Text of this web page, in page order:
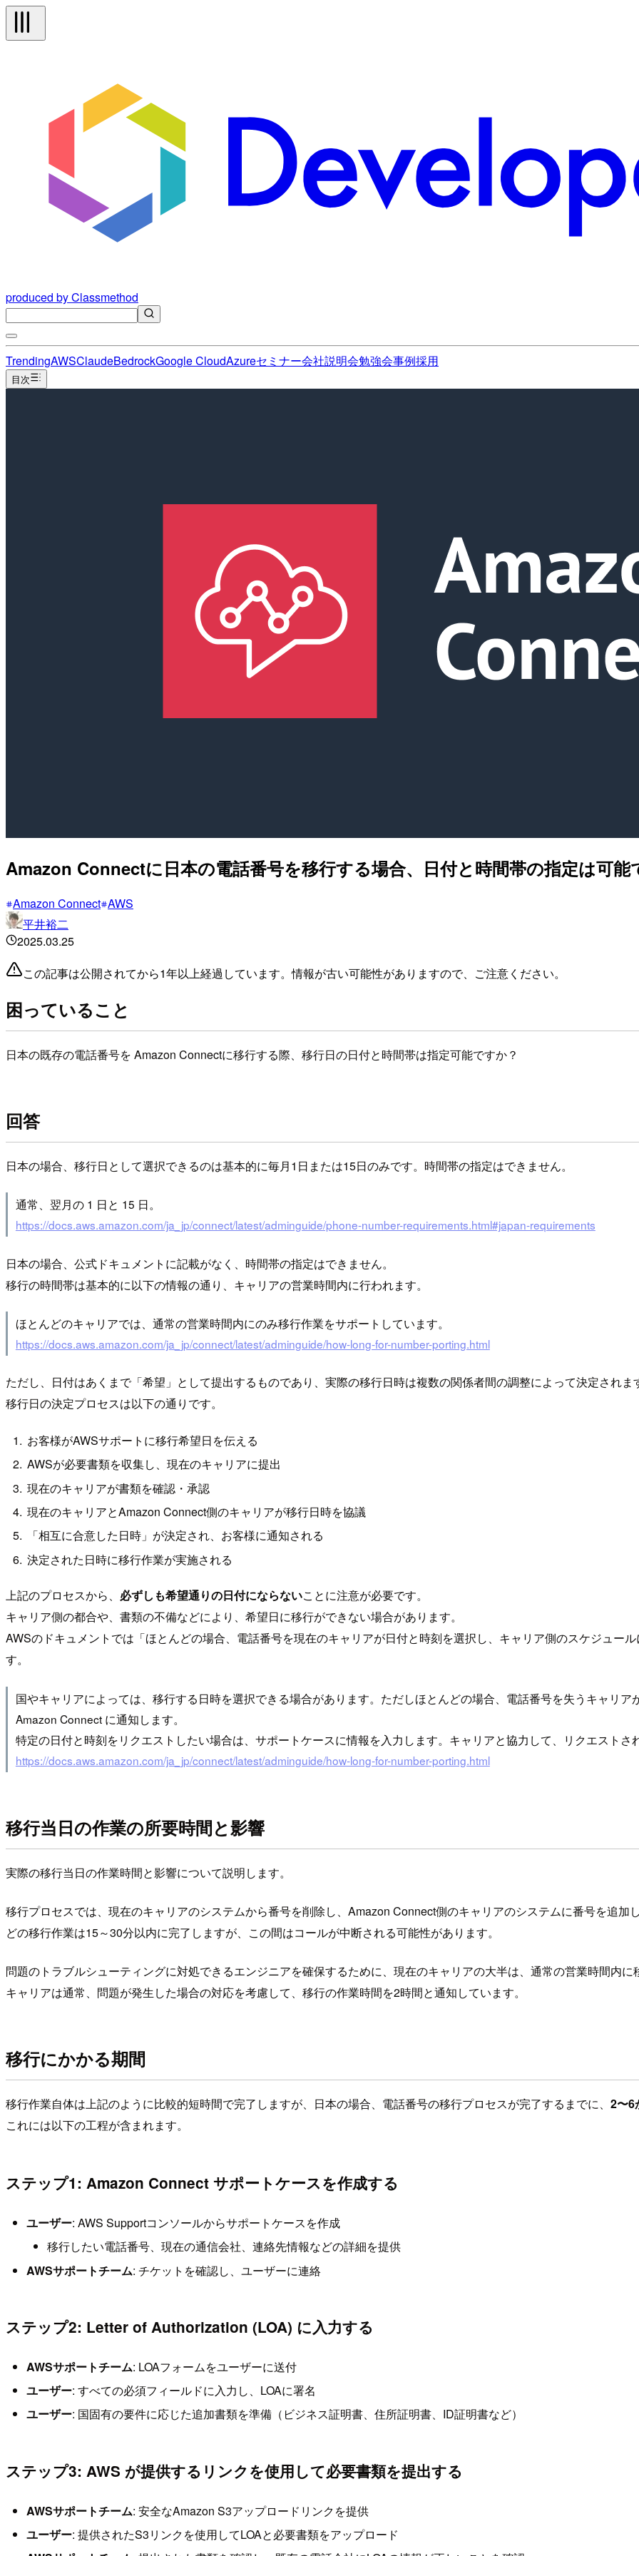
produced by Classmethod
TrendingAWSClaudeBedrockGoogle CloudAzureセミナー会社説明会勉強会事例採用
目次
Amazon Connectに日本の電話番号を移行する場合、日付と時間帯の指定は可能
Amazon Connect AWS
平井裕二
2025.03.25
この記事は公開されてから1年以上経過しています。情報が古い可能性がありますので、ご注意ください。
困っていること
日本の既存の電話番号を Amazon Connectに移行する際、移行日の日付と時間帯は指定可能ですか？
回答
日本の場合、移行日として選択できるのは基本的に毎月1日または15日のみです。時間帯の指定はできません。
通常、翌月の 1 日と 15 日。
https://docs.aws.amazon.com/ja_jp/connect/latest/adminguide/phone-number-requirements.html#japan-requirements
日本の場合、公式ドキュメントに記載がなく、時間帯の指定はできません。
移行の時間帯は基本的に以下の情報の通り、キャリアの営業時間内に行われます。
ほとんどのキャリアでは、通常の営業時間内にのみ移行作業をサポートしています。
https://docs.aws.amazon.com/ja_jp/connect/latest/adminguide/how-long-for-number-porting.html
ただし、日付はあくまで「希望」として提出するものであり、実際の移行日時は複数の関係者間の調整によって決定されま
移行日の決定プロセスは以下の通りです。
お客様がAWSサポートに移行希望日を伝える
AWSが必要書類を収集し、現在のキャリアに提出
現在のキャリアが書類を確認・承認
現在のキャリアとAmazon Connect側のキャリアが移行日時を協議
「相互に合意した日時」が決定され、お客様に通知される
決定された日時に移行作業が実施される
上記のプロセスから、 必ずしも希望通りの日付にならないことに注意が必要です。
キャリア側の都合や、書類の不備などにより、希望日に移行ができない場合があります。
AWSのドキュメントでは「ほとんどの場合、電話番号を現在のキャリアが日付と時刻を選択し、キャリア側のスケジュー
す。
国やキャリアによっては、移行する日時を選択できる場合があります。ただしほとんどの場合、電話番号を失うキャリ
Amazon Connect に通知します。
特定の日付と時刻をリクエストしたい場合は、サポートケースに情報を入力します。キャリアと協力して、リクエスト
https://docs.aws.amazon.com/ja_jp/connect/latest/adminguide/how-long-for-number-porting.html
移行当日の作業の所要時間と影響
実際の移行当日の作業時間と影響について説明します。
移行プロセスでは、現在のキャリアのシステムから番号を削除し、Amazon Connect側のキャリアのシステムに番号を追
どの移行作業は15～30分以内に完了しますが、この間はコールが中断される可能性があります。
問題のトラブルシューティングに対処できるエンジニアを確保するために、現在のキャリアの大半は、通常の営業時間内
キャリアは通常、問題が発生した場合の対応を考慮して、移行の作業時間を2時間と通知しています。
移行にかかる期間
移行作業自体は上記のように比較的短時間で完了しますが、日本の場合、電話番号の移行プロセスが完了するまでに、 2〜6
これには以下の工程が含まれます。
ステップ1: Amazon Connect サポートケースを作成する
ユーザー: AWS Supportコンソールからサポートケースを作成
移行したい電話番号、現在の通信会社、連絡先情報などの詳細を提供
AWSサポートチーム: チケットを確認し、ユーザーに連絡
ステップ2: Letter of Authorization (LOA) に入力する
AWSサポートチーム: LOAフォームをユーザーに送付
ユーザー: すべての必須フィールドに入力し、LOAに署名
ユーザー: 国固有の要件に応じた追加書類を準備（ビジネス証明書、住所証明書、ID証明書など）
ステップ3: AWS が提供するリンクを使用して必要書類を提出する
AWSサポートチーム: 安全なAmazon S3アップロードリンクを提供
ユーザー: 提供されたS3リンクを使用してLOAと必要書類をアップロード